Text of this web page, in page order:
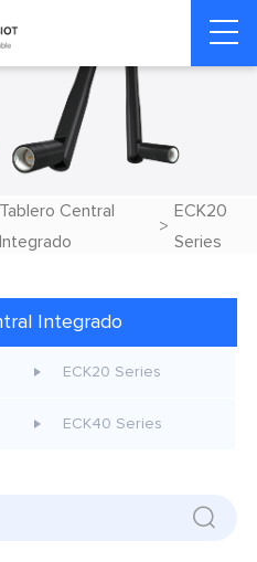
Tablero Central
Integrado
>
ECK20
Series
Integrado
ECK20 Series
ECK40 Series